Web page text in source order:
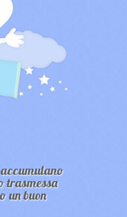
trasmessa
un buon